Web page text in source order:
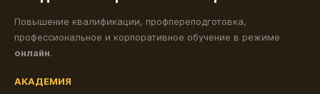
Повышение квалификации, профпереподготовка,
профессиональное и корпоративное обучение в режиме
онлайн.
АКАДЕМИЯ